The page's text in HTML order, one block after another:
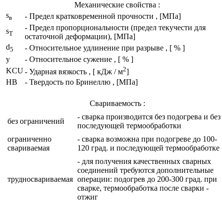
Механические свойства :
sв
- Предел кратковременной прочности , [МПа]
sT
- Предел пропорциональности (предел текучести для
остаточной деформации), [МПа]
d5
- Относительное удлинение при разрыве , [ % ]
y
- Относительное сужение , [ % ]
KCU- Ударная вязкость , [ кДж / м2]
HB
- Твердость по Бринеллю , [МПа]
Свариваемость :
без ограничений
- сварка производится без подогрева и без
последующей термообработки
ограниченно
свариваемая
- сварка возможна при подогреве до 100-
120 град. и последующей термообработке
трудносвариваемая
- для получения качественных сварных
соединений требуются дополнительные
операции: подогрев до 200-300 град. при
сварке, термообработка после сварки -
отжиг